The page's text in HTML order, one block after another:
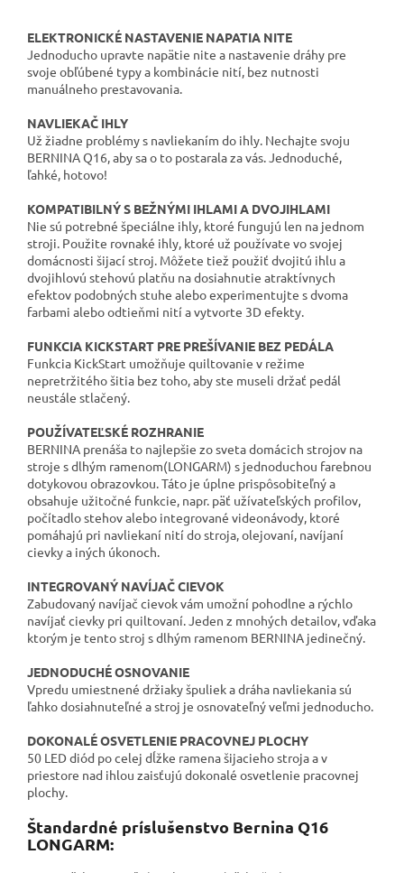
ELEKTRONICKÉ NASTAVENIE NAPATIA NITE
Jednoducho upravte napätie nite a nastavenie dráhy pre
svoje obľúbené typy a kombinácie nití, bez nutnosti
manuálneho prestavovania.
NAVLIEKAČ IHLY
Už žiadne problémy s navliekaním do ihly. Nechajte svoju
BERNINA Q16, aby sa o to postarala za vás. Jednoduché,
ľahké, hotovo!
KOMPATIBILNÝ S BEŽNÝMI IHLAMI A DVOJIHLAMI
Nie sú potrebné špeciálne ihly, ktoré fungujú len na jednom
stroji. Použite rovnaké ihly, ktoré už používate vo svojej
domácnosti šijací stroj. Môžete tiež použiť dvojitú ihlu a
dvojihlovú stehovú platňu na dosiahnutie atraktívnych
efektov podobných stuhe alebo experimentujte s dvoma
farbami alebo odtieňmi nití a vytvorte 3D efekty.
FUNKCIA KICKSTART PRE PREŠÍVANIE BEZ PEDÁLA
Funkcia KickStart umožňuje quiltovanie v režime
nepretržitého šitia bez toho, aby ste museli držať pedál
neustále stlačený.
POUŽÍVATEĽSKÉ ROZHRANIE
BERNINA prenáša to najlepšie zo sveta domácich strojov na
stroje s dlhým ramenom(LONGARM) s jednoduchou farebnou
dotykovou obrazovkou. Táto je úplne prispôsobiteľný a
obsahuje užitočné funkcie, napr. päť užívateľských profilov,
počítadlo stehov alebo integrované videonávody, ktoré
pomáhajú pri navliekaní nití do stroja, olejovaní, navíjaní
cievky a iných úkonoch.
INTEGROVANÝ NAVÍJAČ CIEVOK
Zabudovaný navíjač cievok vám umožní pohodlne a rýchlo
navíjať cievky pri quiltovaní. Jeden z mnohých detailov, vďaka
ktorým je tento stroj s dlhým ramenom BERNINA jedinečný.
JEDNODUCHÉ OSNOVANIE
Vpredu umiestnené držiaky špuliek a dráha navliekania sú
ľahko dosiahnuteľné a stroj je osnovateľný veľmi jednoducho.
DOKONALÉ OSVETLENIE PRACOVNEJ PLOCHY
50 LED diód po celej dĺžke ramena šijacieho stroja a v
priestore nad ihlou zaisťujú dokonalé osvetlenie pracovnej
plochy.
Štandardné príslušenstvo Bernina Q16
LONGARM: